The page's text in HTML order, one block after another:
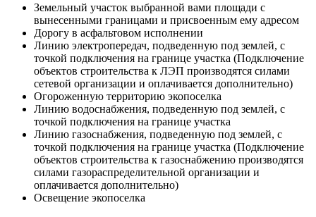
Земельный участок выбранной вами площади с
вынесенными границами и присвоенным ему адресом
Дорогу в асфальтовом исполнении
Линию электропередач, подведенную под землей, с
точкой подключения на границе участка (Подключение
объектов строительства к ЛЭП производятся силами
сетевой организации и оплачивается дополнительно)
Огороженную территорию экопоселка
Линию водоснабжения, подведенную под землей, с
точкой подключения на границе участка
Линию газоснабжения, подведенную под землей, с
точкой подключения на границе участка (Подключение
объектов строительства к газоснабжению производятся
силами газораспределительной организации и
оплачивается дополнительно)
Освещение экопоселка